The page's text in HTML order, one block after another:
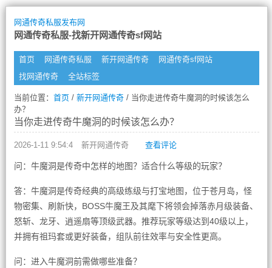
网通传奇私服发布网
网通传奇私服-找新开网通传奇sf网站
首页 网通传奇私服 新开网通传奇
网通传奇sf网站
找网通传奇
全站标签
当前位置： 首页/ 新开网通传奇/ 当你走进传奇牛魔洞的时候该怎么
办？
当你走进传奇牛魔洞的时候该怎么办？
2026-1-11 9:54:4 新开网通传奇 查看评论
问：牛魔洞是传奇中怎样的地图？适合什么等级的玩家？
答：牛魔洞是传奇经典的高级练级与打宝地图，位于苍月岛，怪
物密集、刷新快，BOSS牛魔王及其麾下将领会掉落赤月级装备、
怒斩、龙牙、逍遥扇等顶级武器。推荐玩家等级达到40级以上，
并拥有祖玛套或更好装备，组队前往效率与安全性更高。
问：进入牛魔洞前需做哪些准备？